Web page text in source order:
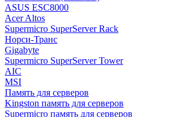
ASUS ESC8000
Acer Altos
Supermicro SuperServer Rack
Норси-Транс
Gigabyte
Supermicro SuperServer Tower
AIC
MSI
Память для серверов
Kingston память для серверов
Supermicro память для серверов